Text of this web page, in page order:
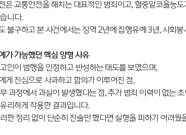
은 교통안전을 해치는 대표적인 범죄이고, 혈중알코올농
니다.
불구하고 본 사건에서는 징역 2년에 집행유예 3년, 사회
가 가능했던 핵심 양형 사유
인이 범행을 인정하고 반성하는 태도를 보였으며,
게 진심으로 사과하고 합의가 이루어진 점,
과정에서 과실이 발생했다는 점, 추가 범죄 이력이 없는 초
리하게 작용한 결과입니다.
한 정리 없이 단순히 진술만 했다면 실형을 피하기 어려웠